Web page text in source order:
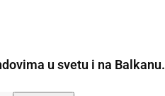
u svetu i na Balkanu.